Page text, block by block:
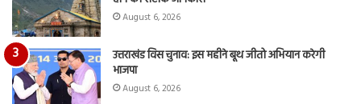
August 6, 2026
उत्तराखंड विस चुनाव: इस महीने बूथ जीतो अभियान करेगी
भाजपा
August 6, 2026